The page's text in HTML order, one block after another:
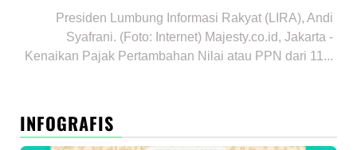
Presiden Lumbung Informasi Rakyat (LIRA), Andi
Syafrani. (Foto: Internet) Majesty.co.id, Jakarta -
Kenaikan Pajak Pertambahan Nilai atau PPN dari 11...
INFOGRAFIS